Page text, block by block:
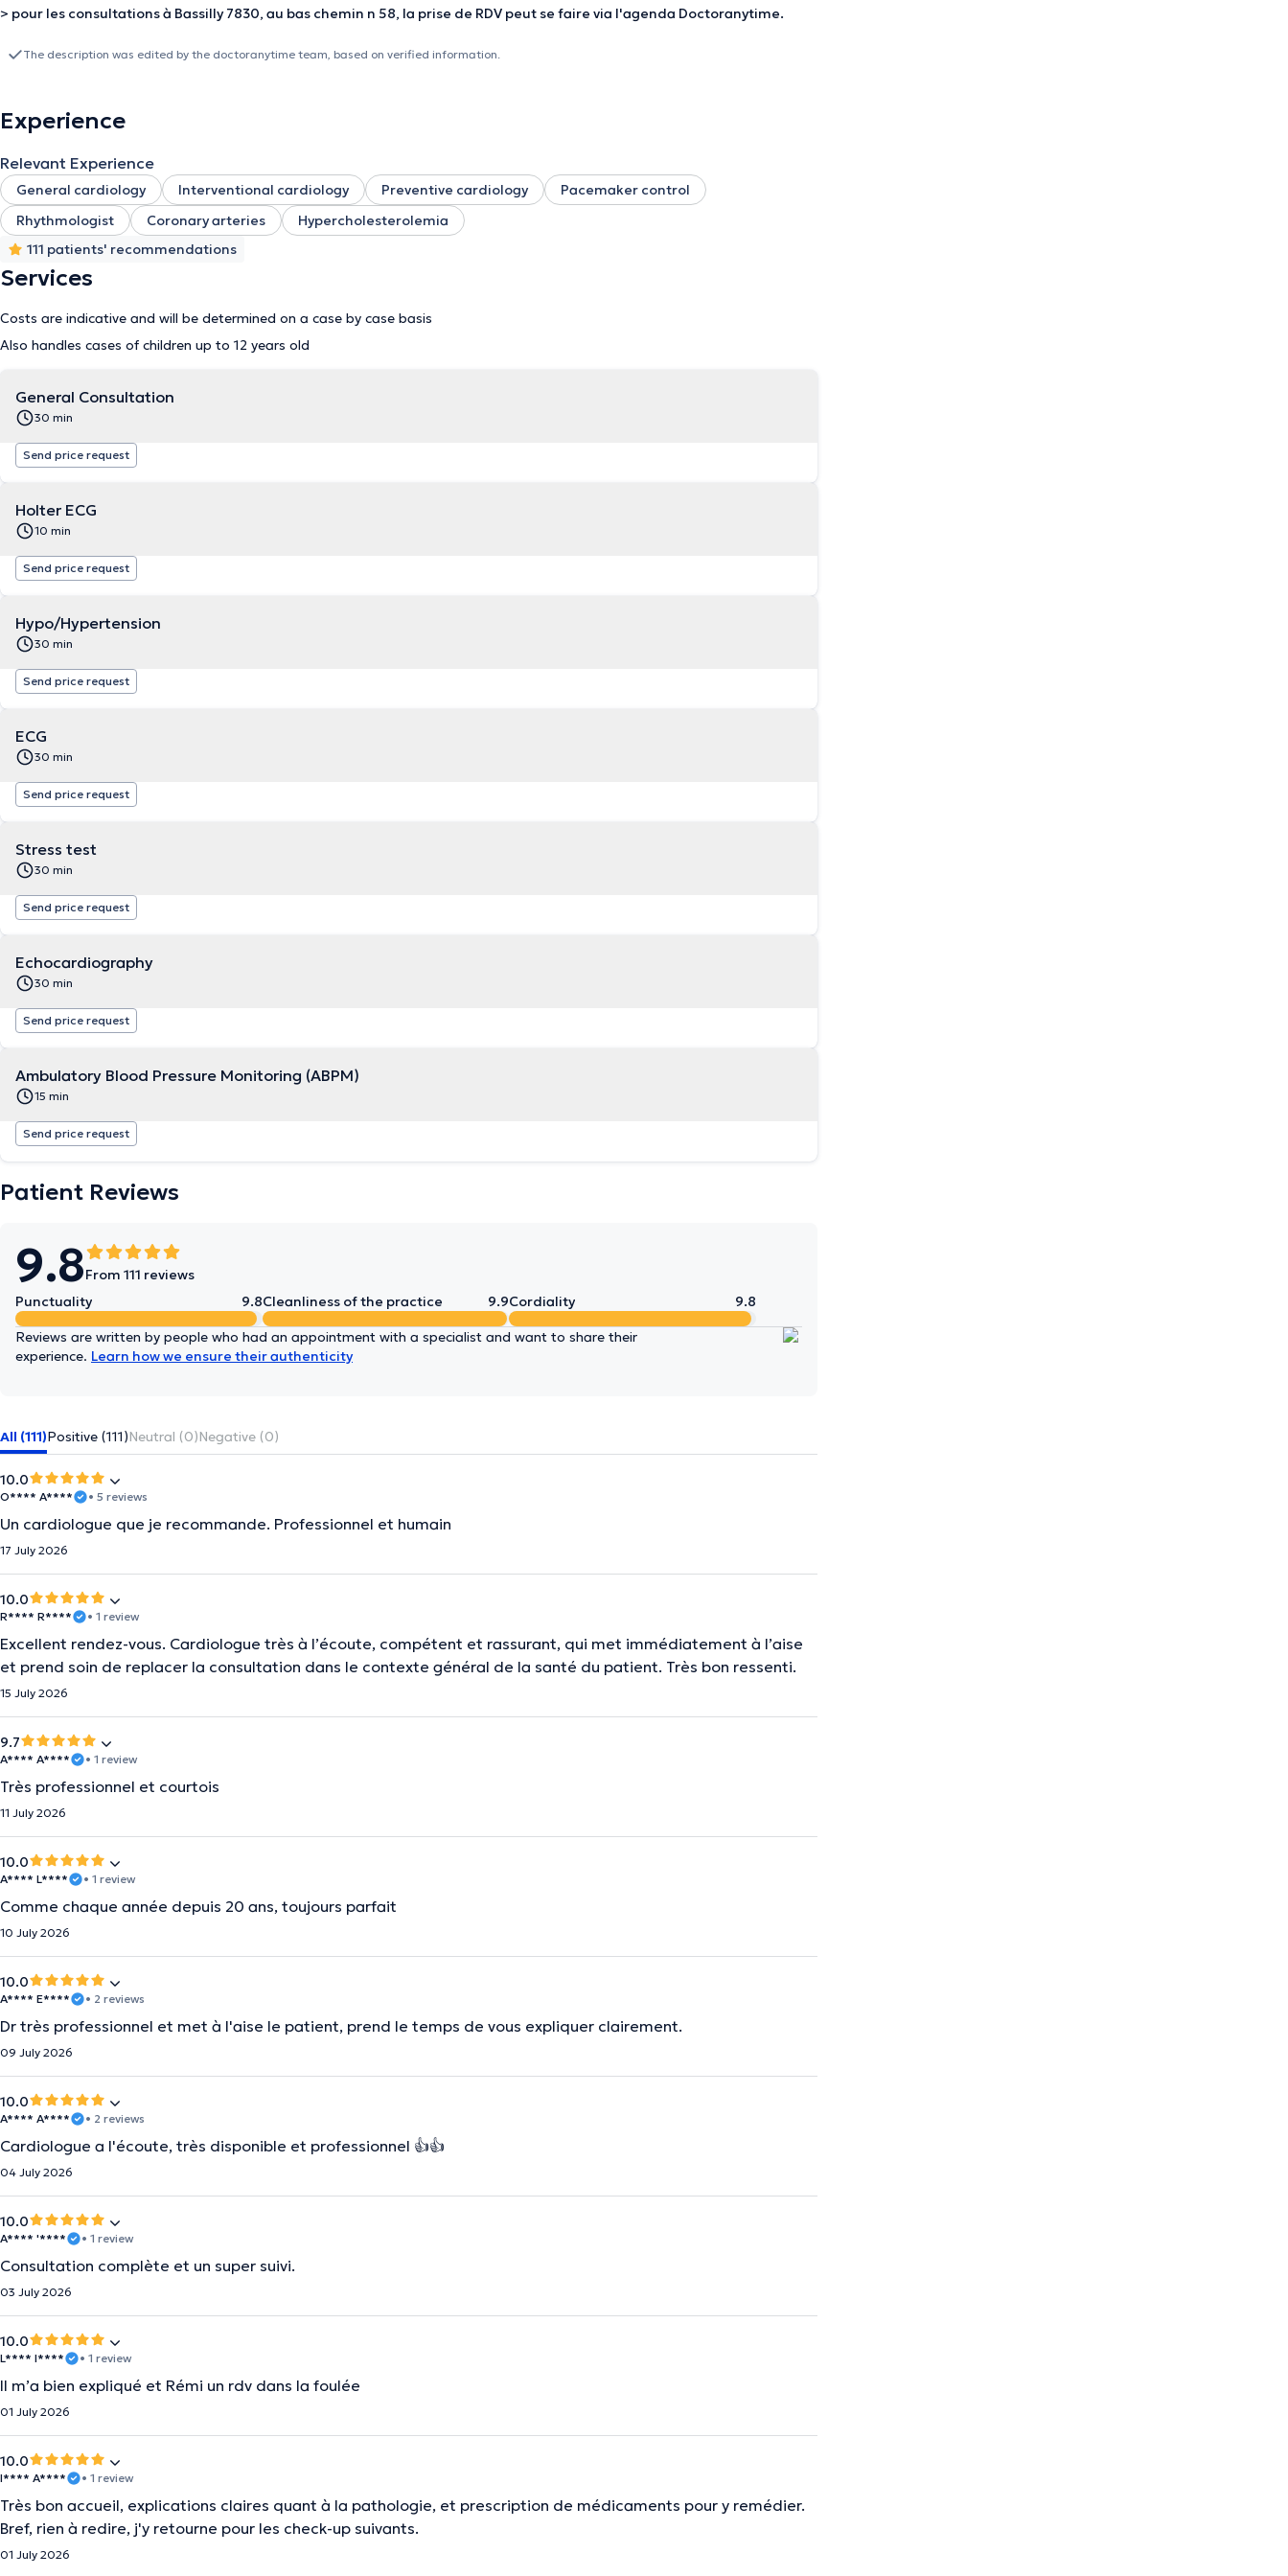
> pour les consultations à Bassilly 7830, au bas chemin n 58, la prise de RDV peut se faire via l'agenda Doctoranytime.
The description was edited by the doctoranytime team, based on verified information.
Experience
Relevant Experience
General cardiology Interventional cardiology Preventive cardiology
Pacemaker control
Rhythmologist
Coronary arteries
Hypercholesterolemia
111 patients' recommendations
Services
Costs are indicative and will be determined on a case by case basis
Also handles cases of children up to 12 years old
General Consultation
30 min
Send price request
Holter ECG
10 min
Send price request
Hypo/Hypertension
30 min
Send price request
ECG
30 min
Send price request
Stress test
30 min
Send price request
Echocardiography
30 min
Send price request
Ambulatory Blood Pressure Monitoring (ABPM)
15 min
Send price request
Patient Reviews
9.8From 111 reviews
Punctuality
9.8Cleanliness of the practice 9.9Cordiality 9.8
Reviews are written by people who had an appointment with a specialist and want to share their
experience. Learn how we ensure their authenticity
All (111)Positive (111)Neutral (0)Negative (0)
10.0
O**** A**** • 5 reviews
Un cardiologue que je recommande. Professionnel et humain
17 July 2026
10.0
R**** R**** • 1 review
Excellent rendez-vous. Cardiologue très à l’écoute, compétent et rassurant, qui met immédiatement à l’aise
et prend soin de replacer la consultation dans le contexte général de la santé du patient. Très bon ressenti.
15 July 2026
9.7
A**** A**** • 1 review
Très professionnel et courtois
11 July 2026
10.0
A**** L**** • 1 review
Comme chaque année depuis 20 ans, toujours parfait
10 July 2026
10.0
A**** E**** • 2 reviews
Dr très professionnel et met à l'aise le patient, prend le temps de vous expliquer clairement.
09 July 2026
10.0
A**** A**** • 2 reviews
Cardiologue a l'écoute, très disponible et professionnel 👍👍
04 July 2026
10.0
A**** '**** • 1 review
Consultation complète et un super suivi.
03 July 2026
10.0
L**** I**** • 1 review
Il m’a bien expliqué et Rémi un rdv dans la foulée
01 July 2026
10.0
I**** A**** • 1 review
Très bon accueil, explications claires quant à la pathologie, et prescription de médicaments pour y remédier.
Bref, rien à redire, j'y retourne pour les check-up suivants.
01 July 2026